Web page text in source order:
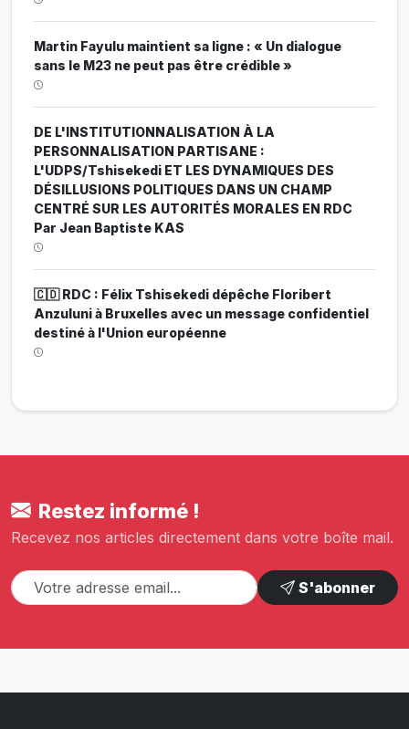
Martin Fayulu maintient sa ligne : « Un dialogue
sans le M23 ne peut pas être crédible »
DE L'INSTITUTIONNALISATION À LA
PERSONNALISATION PARTISANE :
L'UDPS/Tshisekedi ET LES DYNAMIQUES DES
DÉSILLUSIONS POLITIQUES DANS UN CHAMP
CENTRÉ SUR LES AUTORITÉS MORALES EN RDC
Par Jean Baptiste KAS
🇨🇩 RDC : Félix Tshisekedi dépêche Floribert
Anzuluni à Bruxelles avec un message confidentiel
destiné à l'Union européenne
Restez informé !
Recevez nos articles directement dans votre boîte mail.
S'abonner